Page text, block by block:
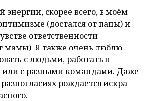
энергии, скорее всего, в моём
(достался от папы) и
ответственности
мамы). Я также очень люблю
с людьми, работать в
или с разными командами. Даже
рождается искра